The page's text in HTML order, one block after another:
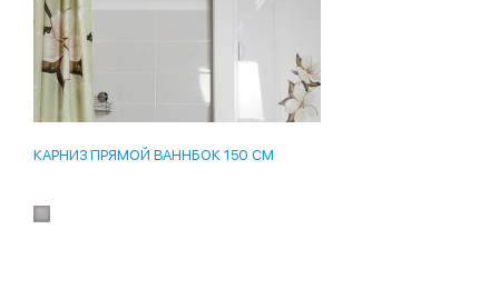
КАРНИЗ ПРЯМОЙ ВАННБОК 150 СМ